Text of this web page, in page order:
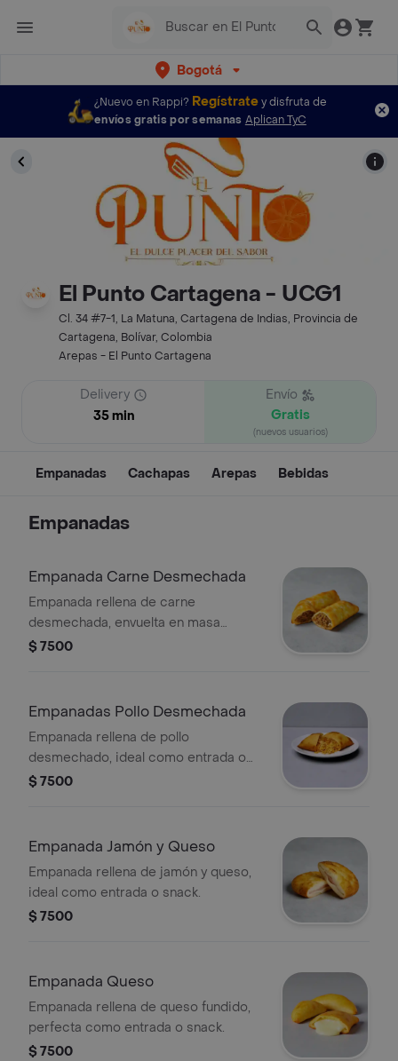
Bogotá
¿Nuevo en Rappi? Regístratey disfruta de
envíos gratis por semanas Aplican TyC
El Punto Cartagena - UCG1
Cl. 34 #7-1, La Matuna, Cartagena de Indias, Provincia de
Cartagena, Bolívar, Colombia
Arepas - El Punto Cartagena
Delivery
35 min
Envío
Gratis
(nuevos usuarios)
Empanadas Cachapas Arepas Bebidas
Empanadas
Empanada Carne Desmechada
Empanada rellena de carne
desmechada, envuelta en masa
dorada y crujiente.
$ 7500
Empanadas Pollo Desmechada
Empanada rellena de pollo
desmechado, ideal como entrada o
snack.
$ 7500
Empanada Jamón y Queso
Empanada rellena de jamón y queso,
ideal como entrada o snack.
$ 7500
Empanada Queso
Empanada rellena de queso fundido,
perfecta como entrada o snack.
$ 7500